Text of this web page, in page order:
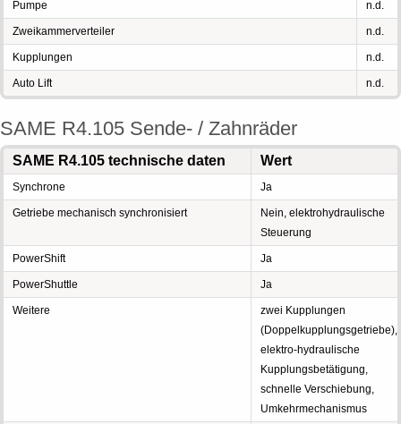
Pumpe n.d.
Zweikammerverteiler n.d.
Kupplungen n.d.
Auto Lift n.d.
SAME R4.105 Sende- / Zahnräder
SAME R4.105 technische daten Wert
Synchrone Ja
Getriebe mechanisch synchronisiert
Nein, elektrohydraulische
Steuerung
PowerShift Ja
PowerShuttle Ja
Weitere
zwei Kupplungen
(Doppelkupplungsgetriebe),
elektro-hydraulische
Kupplungsbetätigung,
schnelle Verschiebung,
Umkehrmechanismus